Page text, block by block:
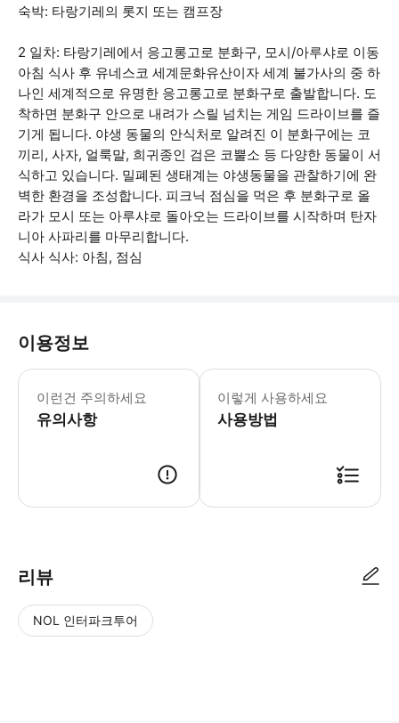
숙박: 타랑기레의 롯지 또는 캠프장
2 일차: 타랑기레에서 응고롱고로 분화구, 모시/아루샤로 이동
아침 식사 후 유네스코 세계문화유산이자 세계 불가사의 중 하
나인 세계적으로 유명한 응고롱고로 분화구로 출발합니다. 도
착하면 분화구 안으로 내려가 스릴 넘치는 게임 드라이브를 즐
기게 됩니다. 야생 동물의 안식처로 알려진 이 분화구에는 코
끼리, 사자, 얼룩말, 희귀종인 검은 코뿔소 등 다양한 동물이 서
식하고 있습니다. 밀폐된 생태계는 야생동물을 관찰하기에 완
벽한 환경을 조성합니다. 피크닉 점심을 먹은 후 분화구로 올
라가 모시 또는 아루샤로 돌아오는 드라이브를 시작하며 탄자
니아 사파리를 마무리합니다.
식사 식사: 아침, 점심
이용정보
이런건 주의하세요
유의사항
국립공원 입장료 별도 호텔 고객 무료
이렇게 사용하세요
사용방법
리뷰
NOL 인터파크투어